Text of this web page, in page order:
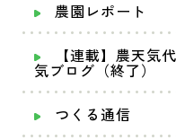
農園レポート
【連載】農天
気ブログ（終了）
つくる通信